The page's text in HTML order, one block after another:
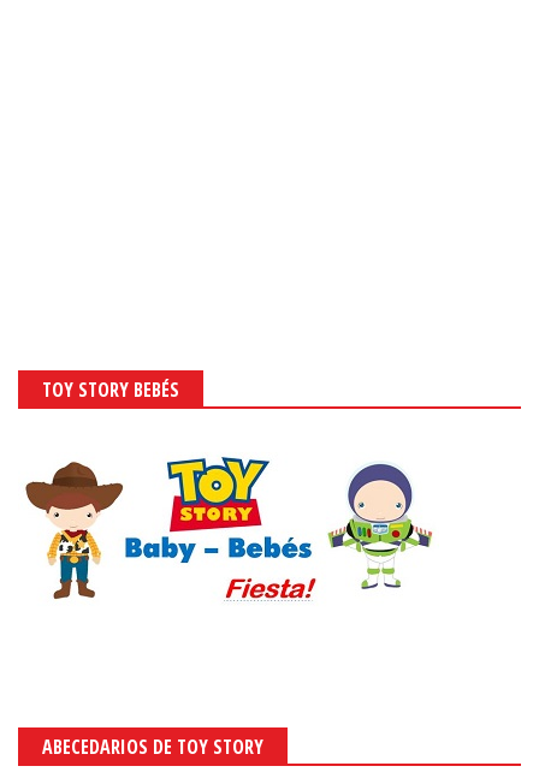
TOY STORY BEBÉS
ABECEDARIOS DE TOY STORY